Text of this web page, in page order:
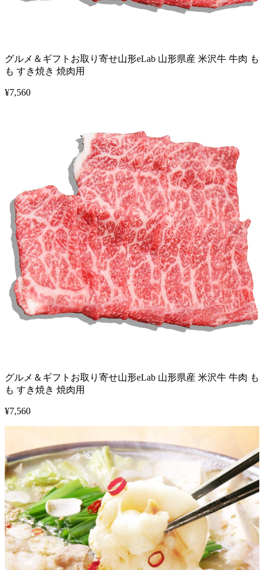
グルメ＆ギフトお取り寄せ山形eLab 山形県産 米沢牛 牛肉 も
も すき焼き 焼肉用
¥7,560
グルメ＆ギフトお取り寄せ山形eLab 山形県産 米沢牛 牛肉 も
も すき焼き 焼肉用
¥7,560